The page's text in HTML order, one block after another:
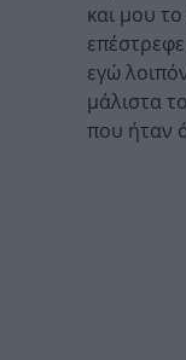
και μου
εγώ
μάλιστα
που ήταν